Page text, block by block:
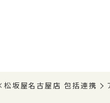
坂屋名古屋店 包括連携